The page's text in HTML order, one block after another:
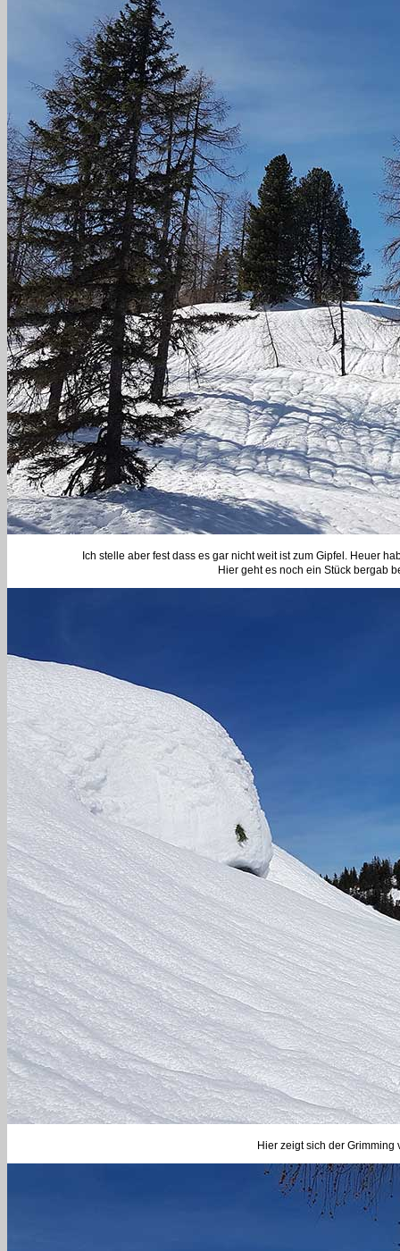
Ich stelle aber fest dass es gar nicht weit ist zum Gipfel. Heuer
Hier geht es noch ein Stück bergab
Hier zeigt sich der